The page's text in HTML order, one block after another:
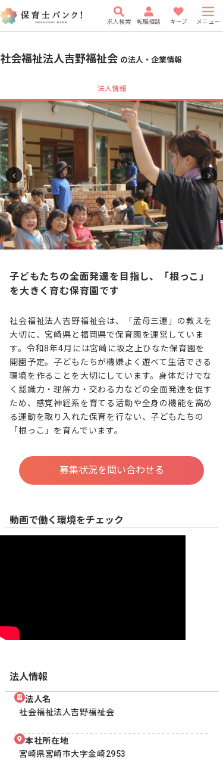
求人検索 転職相談 キープ メニュー
社会福祉法人吉野福祉会 の法人・企業情報
法人情報
子どもたちの全面発達を目指し、「根っこ」
を大きく育む保育園です
社会福祉法人吉野福祉会は、「孟母三遷」の教えを
大切に、宮崎県と福岡県で保育園を運営していま
す。令和8年4月には宮崎に坂之上ひなた保育園を
開園予定。子どもたちが機嫌よく遊べて生活できる
環境を作ることを大切にしています。身体だけでな
く認識力・理解力・交わる力などの全面発達を促す
ため、感覚神経系を育てる活動や全身の機能を高め
る運動を取り入れた保育を行ない、子どもたちの
「根っこ」を育んでいます。
募集状況を問い合わせる
動画で働く環境をチェック
法人情報
法人名
社会福祉法人吉野福祉会
本社所在地
宮崎県宮崎市大字金崎2953